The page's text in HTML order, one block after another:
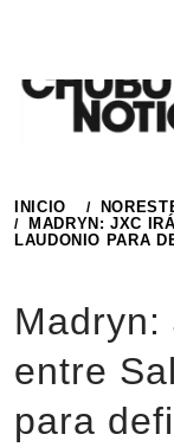
contenido
INICIO
MADRYN: JXC
LAUDONIO PARA
Madryn:
entre
para